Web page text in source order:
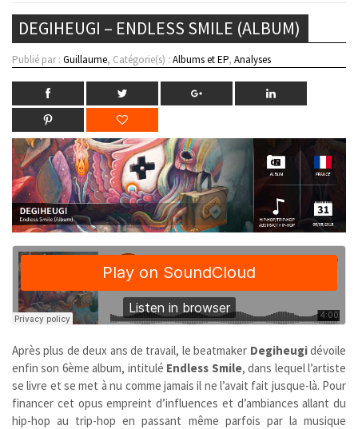
DEGIHEUGI – ENDLESS SMILE (ALBUM)
Publié par : Guillaume, Catégorie(s) : Albums et EP, Analyses
Après plus de deux ans de travail, le beatmaker Degiheugidévoile
enfin son 6ème album, intitulé Endless Smile, dans lequel l’artiste
se livre et se met à nu comme jamais il ne l’avait fait jusque-là. Pour
financer cet opus empreint d’influences et d’ambiances allant du
hip-hop au trip-hop en passant même parfois par la musique